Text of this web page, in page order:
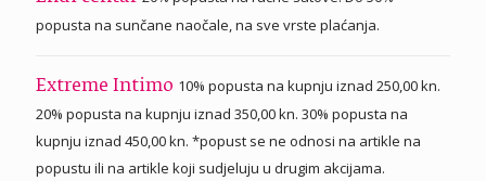
popusta na sunčane naočale, na sve vrste plaćanja.
Extreme Intimo 10% popusta na kupnju iznad 250,00 kn.
20% popusta na kupnju iznad 350,00 kn. 30% popusta na
kupnju iznad 450,00 kn. *popust se ne odnosi na artikle na
popustu ili na artikle koji sudjeluju u drugim akcijama.